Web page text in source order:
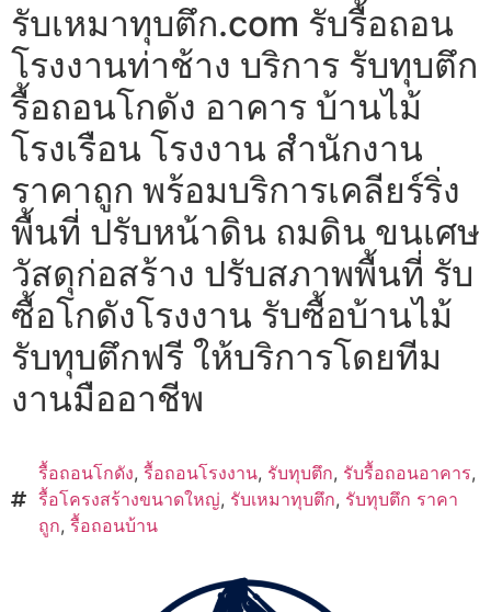
รับเหมาทุบตึก.com รับรื้อถอน
โรงงานท่าช้าง บริการ รับทุบตึก
รื้อถอนโกดัง อาคาร บ้านไม้
โรงเรือน โรงงาน สำนักงาน
ราคาถูก พร้อมบริการเคลียร์ริ่ง
พื้นที่ ปรับหน้าดิน ถมดิน ขนเศษ
วัสดุก่อสร้าง ปรับสภาพพื้นที่ รับ
ซื้อโกดังโรงงาน รับซื้อบ้านไม้
รับทุบตึกฟรี ให้บริการโดยทีม
งานมืออาชีพ
รื้อถอนโกดัง, รื้อถอนโรงงาน, รับทุบตึก, รับรื้อถอนอาคาร,
รื้อโครงสร้างขนาดใหญ่, รับเหมาทุบตึก, รับทุบตึก ราคา
ถูก, รื้อถอนบ้าน